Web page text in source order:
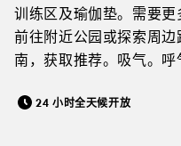
训练区及瑜伽垫。需要
前往附近公园或探索周
南，获取推荐。吸气。呼
24 小时全天候开放